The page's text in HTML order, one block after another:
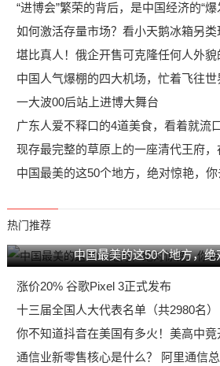
“进博会”繁荣的背后，是中国经济的“爆
如何激活存量市场？看小天鹅冰箱另类
堪比真人！俄企开售可克隆任何人外貌
中国人气爆棚的四大机场，忙着飞往世
一大波00后站上进博大舞台
广东人爱不释口的4道美食，看着就流口
现存最完整的草原上的一座清代王府，
中国最美的这50个地方，绝对惊艳，你
热门推荐
中国最美的这50个地方，
涨价20% 谷歌Pixel 3正式发布
十三届全国人大代表名单（共2980名）
你不知道抖音在美国有多火！美高中竟
通信业新零售核心是什么？ 阿里通信